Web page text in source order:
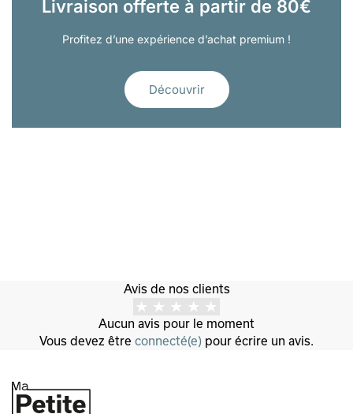
Livraison offerte à partir de 80€
Profitez d’une expérience d’achat premium !
Découvrir
Avis de nos clients
Aucun avis pour le moment
Vous devez être connecté(e) pour écrire un avis.